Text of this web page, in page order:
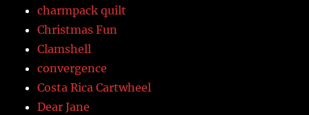
charmpack quilt
Christmas Fun
Clamshell
convergence
Costa Rica Cartwheel
Dear Jane